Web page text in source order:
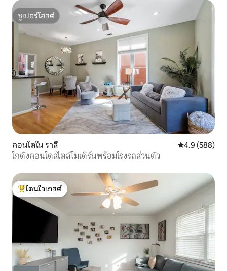
ซูเปอร์โฮสต์
ซูเปอร์โฮสต์
คอนโดใน ราลี คะแนนเฉลี่ย
4.9 (588)
โกดังคอนโดสไตล์โมเดิร์นพร้อมโรงรถส่วนตัว
โดนใจเกสต์ที่สุด
โดนใจเกสต์